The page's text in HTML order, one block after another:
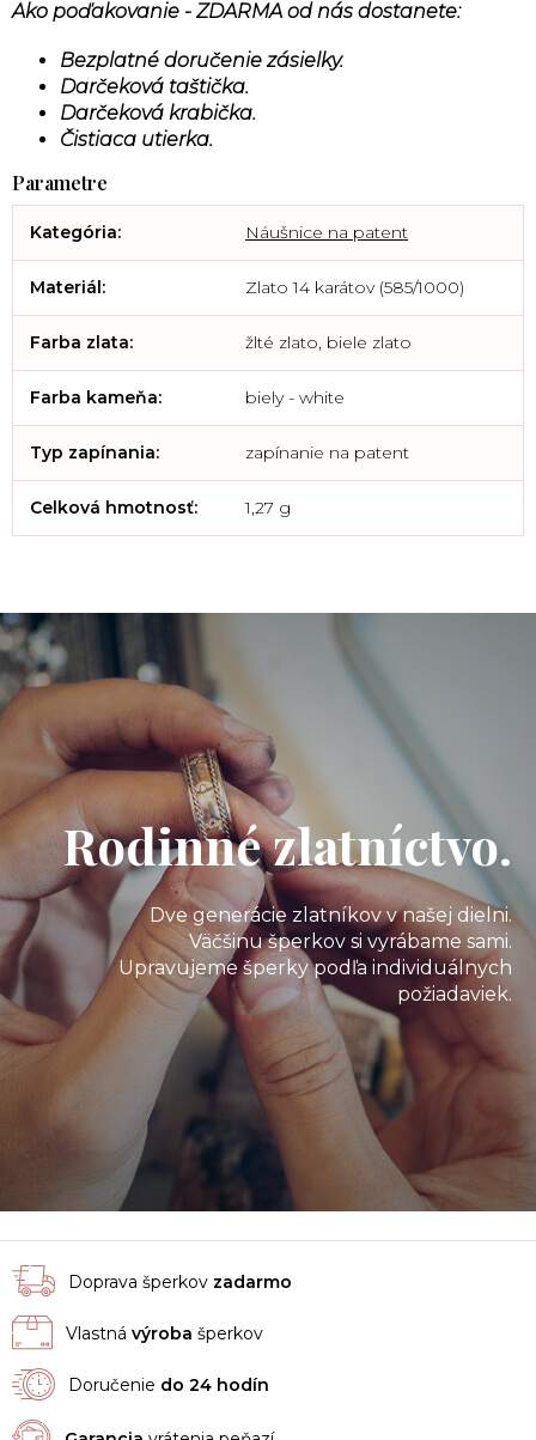
Ako poďakovanie - ZDARMA od nás dostanete:
Bezplatné doručenie zásielky.
Darčeková taštička.
Darčeková krabička.
Čistiaca utierka.
Kategória: Náušnice na patent
Materiál: Zlato 14 karátov (585/1000)
Farba zlata: žlté zlato, biele zlato
Farba kameňa: biely - white
Typ zapínania: zapínanie na patent
Celková hmotnosť: 1,27 g
Rodinné zlatníctvo.
Dve generácie zlatníkov v našej dielni.
Väčšinu šperkov si vyrábame sami.
Upravujeme šperky podľa individuálnych
požiadaviek.
Doprava šperkov zadarmo
Vlastná výroba šperkov
Doručenie do 24 hodín